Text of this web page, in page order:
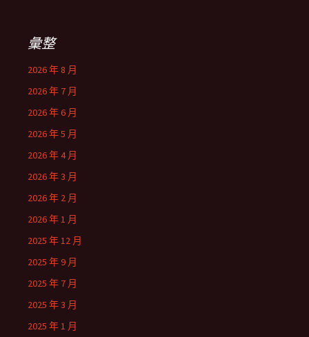
彙整
2026 年 8 月
2026 年 7 月
2026 年 6 月
2026 年 5 月
2026 年 4 月
2026 年 3 月
2026 年 2 月
2026 年 1 月
2025 年 12 月
2025 年 9 月
2025 年 7 月
2025 年 3 月
2025 年 1 月